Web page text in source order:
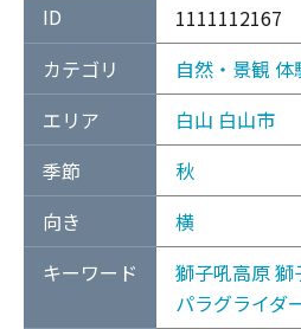
ID
1111112167
カテゴリ
自然・景観 体
エリア
白山 白山市
季節
秋
向き
横
キーワード
獅子吼高原獅
パラグライダ